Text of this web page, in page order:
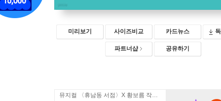
미리보기 사이즈비교 카드뉴스
파트너샵 공유하기
뮤지컬 〈휴남동 서점〉X 황보름 작가 북토크